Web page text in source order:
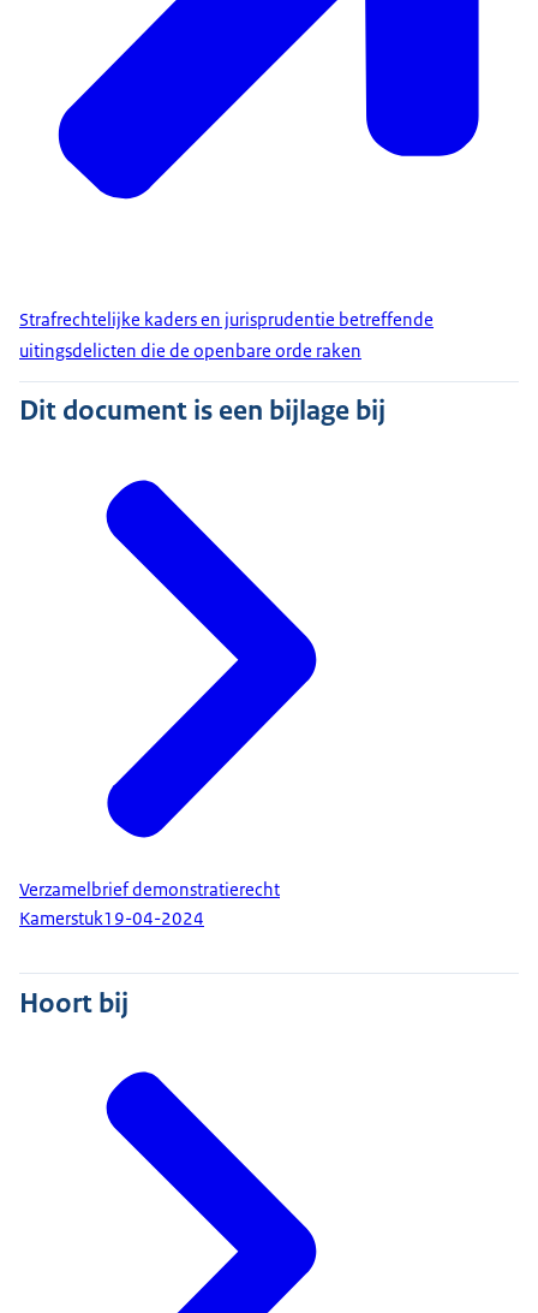
Strafrechtelijke kaders en jurisprudentie betreffende
uitingsdelicten die de openbare orde raken
Dit document is een bijlage bij
Verzamelbrief demonstratierecht
Kamerstuk19-04-2024
Hoort bij